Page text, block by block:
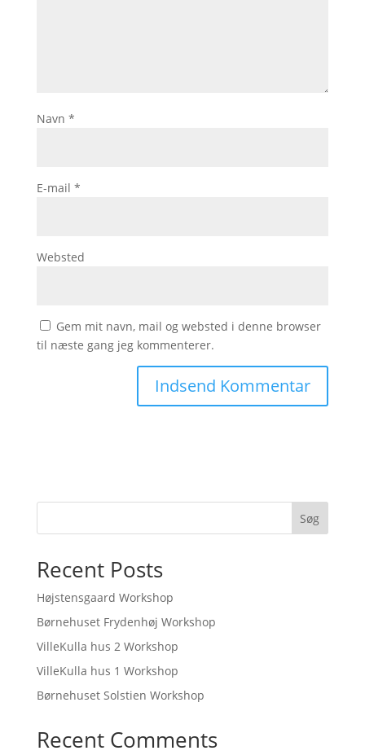
Navn *
E-mail *
Websted
Gem mit navn, mail og websted i denne browser
til næste gang jeg kommenterer.
Søg
Recent Posts
Højstensgaard Workshop
Børnehuset Frydenhøj Workshop
VilleKulla hus 2 Workshop
VilleKulla hus 1 Workshop
Børnehuset Solstien Workshop
Recent Comments